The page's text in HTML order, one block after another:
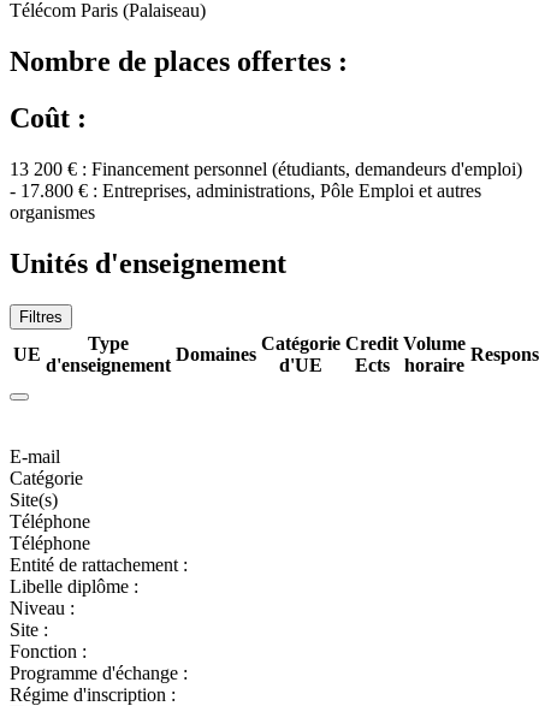
Télécom Paris (Palaiseau)
Nombre de places offertes :
Coût :
13 200 € : Financement personnel (étudiants, demandeurs d'emploi)
- 17.800 € : Entreprises, administrations, Pôle Emploi et autres
organismes
Unités d'enseignement
Filtres
UE
Type
d'enseignement
Domaines
Catégorie
d'UE
Credit
Ects
Volume
horaire
E-mail
Catégorie
Site(s)
Téléphone
Téléphone
Entité de rattachement :
Libelle diplôme :
Niveau :
Site :
Fonction :
Programme d'échange :
Régime d'inscription :